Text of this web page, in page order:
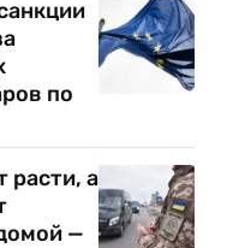
по
расти, а
—